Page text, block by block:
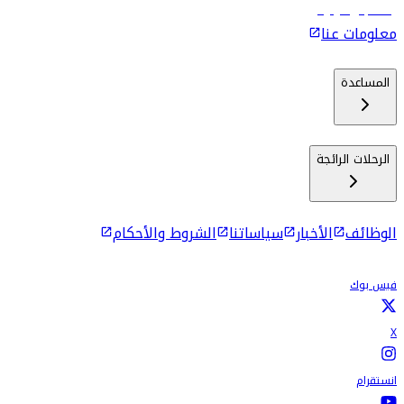
رحلات إلى كولومبو
معلومات عنا
المساعدة
الرحلات الرائجة
الوظائف الأخبار سياساتنا الشروط والأحكام
فيس بوك
X
انستقرام